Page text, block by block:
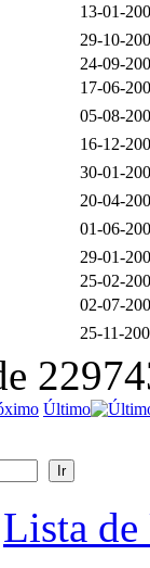
13-01-
29-10-
24-09-
17-06-
05-08-
16-12-
30-01-
20-04-
01-06-
29-01-
25-02-
02-07-
25-11-
Último
Lista de